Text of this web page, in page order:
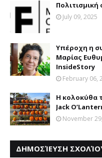
July 09, 2025
Υπέροχη η
Μαρίας
InsideStory
February 06,
Η κολοκύθα
Jack
November
ΔΗΜΟΣΊΕΥΣΗ